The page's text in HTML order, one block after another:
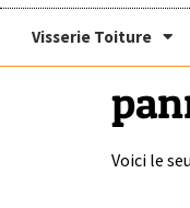
Visserie Toiture
Voici le